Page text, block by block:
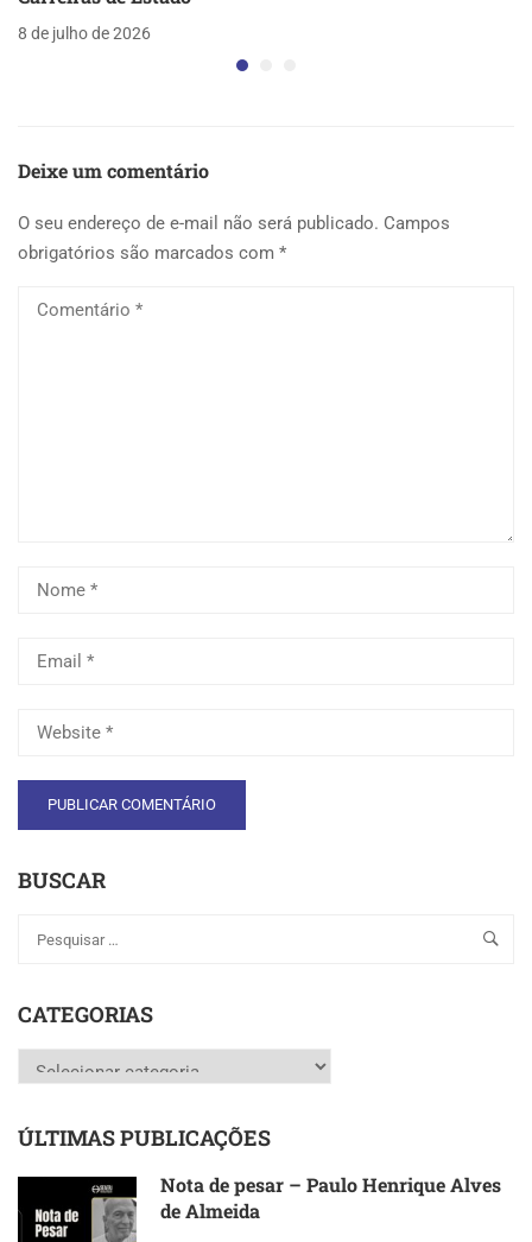
8 de julho de 2026
Deixe um comentário
O seu endereço de e-mail não será publicado. Campos
obrigatórios são marcados com *
BUSCAR
CATEGORIAS
Categorias
ÚLTIMAS PUBLICAÇÕES
Nota de pesar – Paulo Henrique Alves
de Almeida